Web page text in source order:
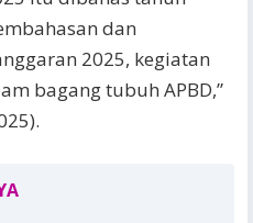
dan
2025, kegiatan
bagang tubuh APBD,”